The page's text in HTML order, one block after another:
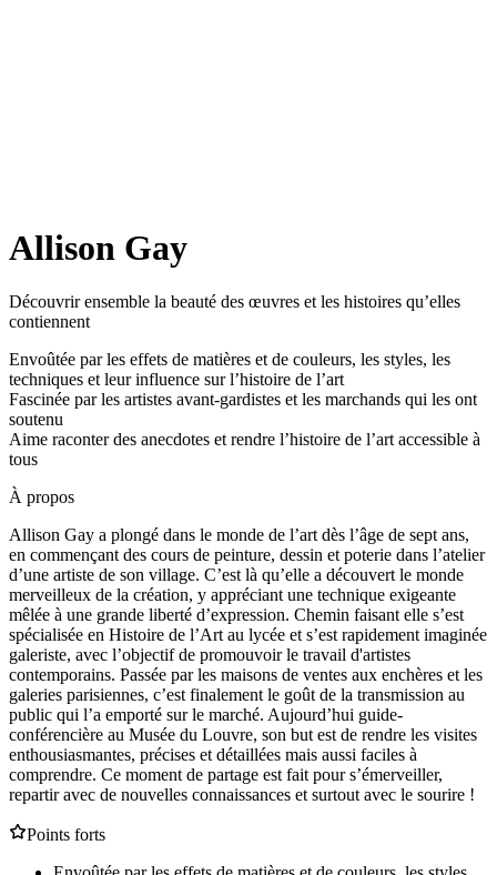
Allison Gay
Découvrir ensemble la beauté des œuvres et les histoires qu’elles
contiennent
Envoûtée par les effets de matières et de couleurs, les styles, les
techniques et leur influence sur l’histoire de l’art
Fascinée par les artistes avant-gardistes et les marchands qui les ont
soutenu
Aime raconter des anecdotes et rendre l’histoire de l’art accessible à
tous
À propos
Allison Gay a plongé dans le monde de l’art dès l’âge de sept ans,
en commençant des cours de peinture, dessin et poterie dans l’atelier
d’une artiste de son village. C’est là qu’elle a découvert le monde
merveilleux de la création, y appréciant une technique exigeante
mêlée à une grande liberté d’expression. Chemin faisant elle s’est
spécialisée en Histoire de l’Art au lycée et s’est rapidement imaginée
galeriste, avec l’objectif de promouvoir le travail d'artistes
contemporains. Passée par les maisons de ventes aux enchères et les
galeries parisiennes, c’est finalement le goût de la transmission au
public qui l’a emporté sur le marché. Aujourd’hui guide-
conférencière au Musée du Louvre, son but est de rendre les visites
enthousiasmantes, précises et détaillées mais aussi faciles à
comprendre. Ce moment de partage est fait pour s’émerveiller,
repartir avec de nouvelles connaissances et surtout avec le sourire !
Points forts